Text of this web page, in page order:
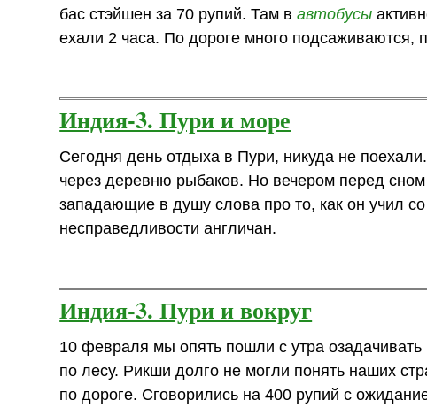
бас стэйшен за 70 рупий. Там вавтобусы
ехали 2 часа. По дороге много подсаживаются,
Индия-3. Пури и море
Сегодня день отдыха в Пури, никуда не
через деревню рыбаков. Но вечером перед
западающие в душу слова про то, как он учил
несправедливости англичан.
Индия-3. Пури и вокруг
10 февраля мы опять пошли с утра
по лесу. Рикши долго не могли понять наших
по дороге. Сговорились на 400 рупий с